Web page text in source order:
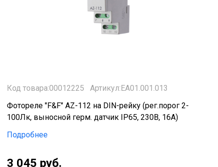
Код товара:00012225
Артикул:ЕА01.001.013
Фотореле "F&F" AZ-112 на DIN-рейку (рег.порог 2-
100Лк, выносной герм. датчик IP65, 230В, 16А)
Подробнее
3 045 руб.